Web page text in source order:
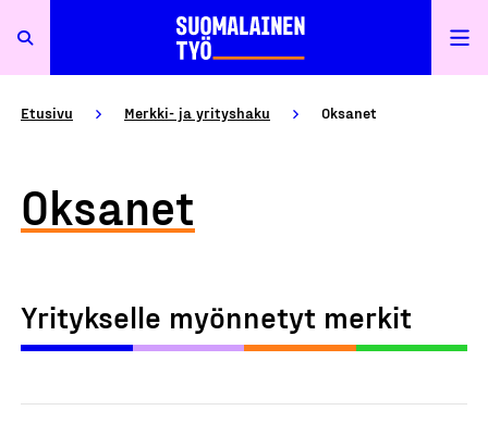
Etusivu Merkki- ja yrityshaku Oksanet
Oksanet
Yritykselle myönnetyt merkit